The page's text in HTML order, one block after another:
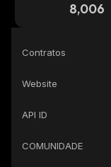
8,006
Contratos
Website
API ID
COMUNIDADE